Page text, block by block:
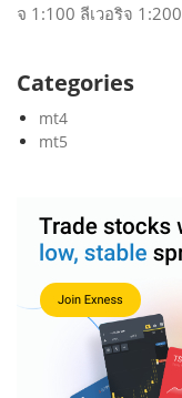
จ 1:100 ลีเวอริจ 1:200
Categories
mt4
mt5